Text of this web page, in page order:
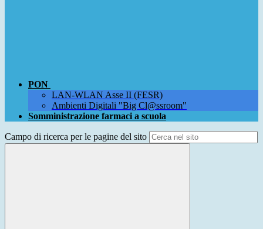
PON
LAN-WLAN Asse II (FESR)
Ambienti Digitali "Big Cl@ssroom"
Somministrazione farmaci a scuola
Campo di ricerca per le pagine del sito